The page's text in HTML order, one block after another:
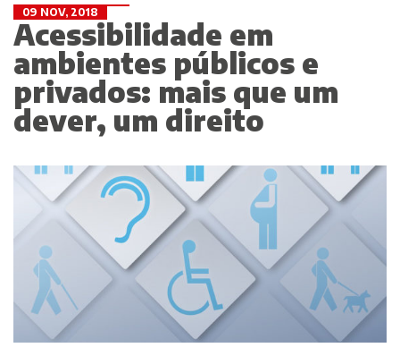
09 NOV, 2018
Acessibilidade em
ambientes públicos e
privados: mais que um
dever, um direito